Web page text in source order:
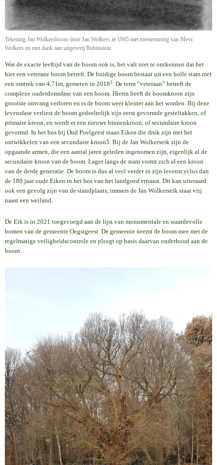
Tekening Jan Wolkersboom door Jan Wolkers in 1945 met toestemming van Mevr.
Wolkers en met dank aan uitgeverij Rubinstein.
Wat de exacte leeftijd van de boom ook is, het valt niet te ontkennen dat het
hier een veterane boom betreft. De huidige boom bestaat uit een holle stam met
een omtrek van 4,71m, gemeten in 20183 . De term “veteraan” betreft de
complexe ouderdomsfase van een boom. Hierin heeft de boomkroon zijn
grootste omvang verloren en is de boom weer kleiner aan het worden. Bij deze
levensfase verliest de boom gedeeltelijk zijn eerst gevormde gesteltakken, of
primaire kroon, en wordt er een nieuwe binnenkroon, of secundaire kroon
gevormd. In het bos bij Oud Poelgeest staan Eiken die druk zijn met het
ontwikkelen van een secundaire kroon5. Bij de Jan Wolkerseik zijn de
opgaande armen, die een aantal jaren geleden ingenomen zijn, eigenlijk al de
secundaire kroon van de boom. Lager langs de stam vormt zich al een kroon
van de derde generatie. De boom is dus al veel verder in zijn levenscyclus dan
de 180 jaar oude Eiken in het bos van het landgoed ernaast. Dit kan uiteraard
ook een gevolg zijn van de standplaats, immers de Jan Wolkerseik staat vrij
naast een weiland.
De Eik is in 2021 toegevoegd aan de lijst van monumentale en waardevolle
bomen van de gemeente Oegstgeest. De gemeente neemt de boom mee met de
regelmatige veiligheidscontrole en pleegt op basis daarvan onderhoud aan de
boom.